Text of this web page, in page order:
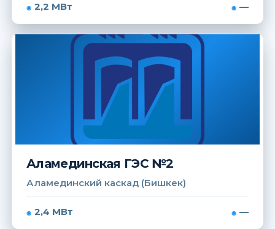
2,2 МВт —
Аламединская ГЭС №2
Аламединский каскад (Бишкек)
2,4 МВт —